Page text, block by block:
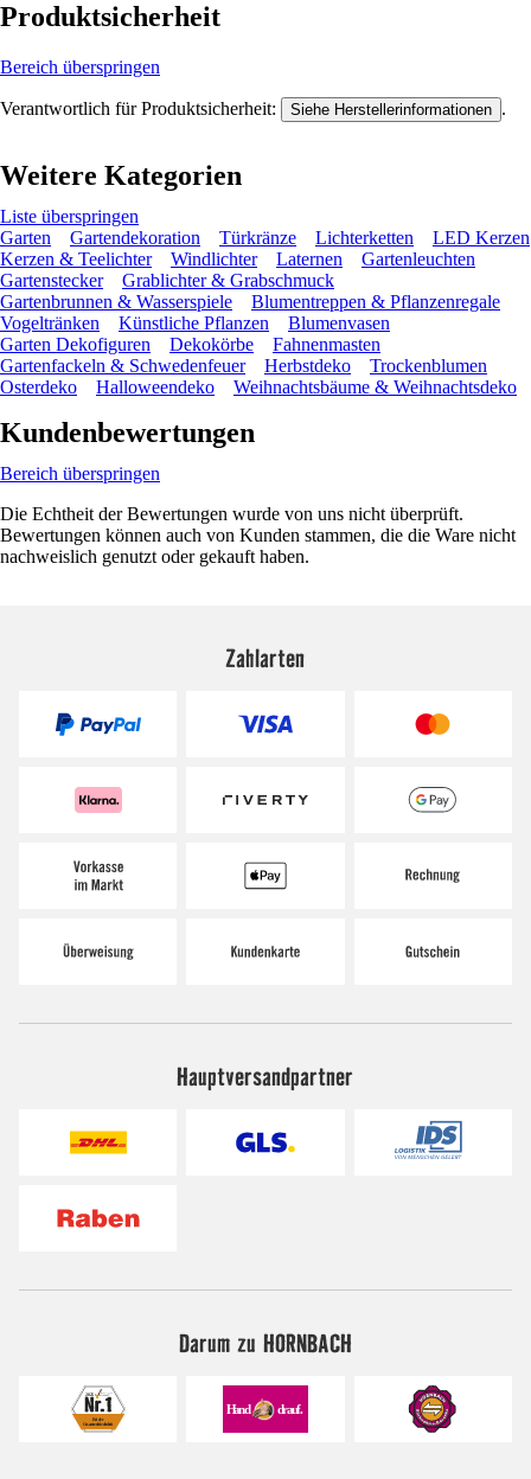
Produktsicherheit
Bereich überspringen
Verantwortlich für Produktsicherheit: Siehe Herstellerinformationen .
Weitere Kategorien
Liste überspringen
Garten
Gartendekoration Türkränze Lichterketten
LED Kerzen
Kerzen & Teelichter
Windlichter Laternen
Gartenleuchten
Gartenstecker
Grablichter & Grabschmuck
Gartenbrunnen & Wasserspiele
Blumentreppen & Pflanzenregale
Vogeltränken
Künstliche Pflanzen
Blumenvasen
Garten Dekofiguren
Dekokörbe
Fahnenmasten
Gartenfackeln & Schwedenfeuer
Herbstdeko
Trockenblumen
Osterdeko
Halloweendeko Weihnachtsbäume & Weihnachtsdeko
Kundenbewertungen
Bereich überspringen
Die Echtheit der Bewertungen wurde von uns nicht überprüft.
Bewertungen können auch von Kunden stammen, die die Ware nicht
nachweislich genutzt oder gekauft haben.
Zahlarten
Hauptversandpartner
Darum zu HORNBACH